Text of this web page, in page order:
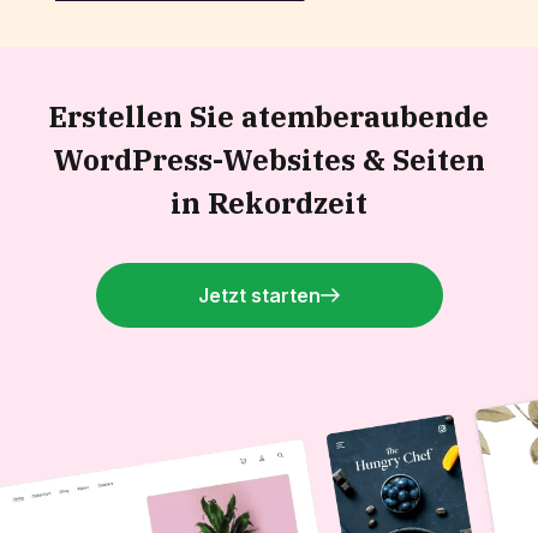
Erstellen Sie atemberaubende
WordPress-Websites & Seiten
in Rekordzeit
Jetzt starten